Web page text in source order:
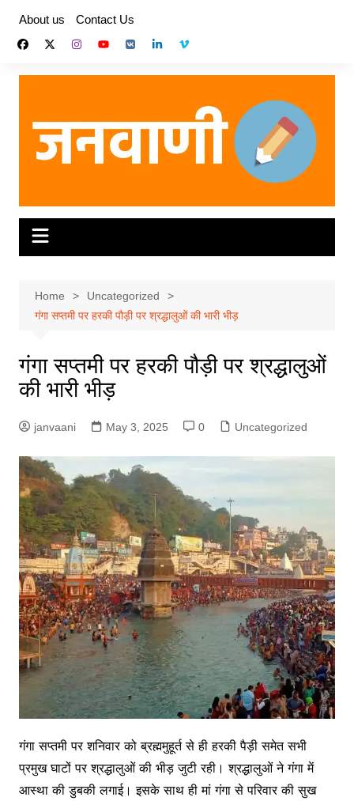
content
About us Contact Us
Home
Uncategorized
गंगा सप्तमी पर हरकी पौड़ी पर श्रद्धालुओं की भारी भीड़
गंगा सप्तमी पर हरकी पौड़ी पर श्रद्धालुओं
की भारी भीड़
janvaani May 3, 2025 0 Uncategorized
गंगा सप्तमी पर शनिवार को ब्रह्ममुहूर्त से ही हरकी पैड़ी समेत सभी
प्रमुख घाटों पर श्रद्धालुओं की भीड़ जुटी रही। श्रद्धालुओं ने गंगा में
आस्था की डुबकी लगाई। इसके साथ ही मां गंगा से परिवार की सुख